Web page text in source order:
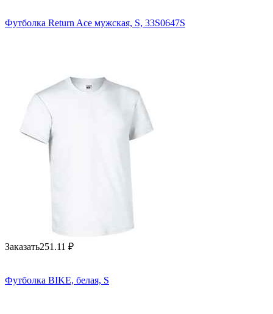
Футболка Return Ace мужская, S, 33S0647S
Заказать251.11 ₽
Футболка BIKE, белая, S